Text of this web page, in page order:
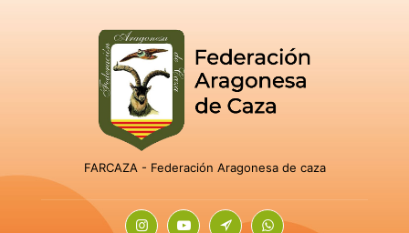
FARCAZA - Federación Aragonesa de caza